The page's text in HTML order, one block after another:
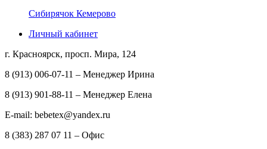
Сибирячок Кемерово
Личный кабинет
г. Красноярск, просп. Мира, 124
8 (913) 006-07-11 – Менеджер Ирина
8 (913) 901-88-11 – Менеджер Елена
E-mail: bebetex@yandex.ru
8 (383) 287 07 11 – Офис